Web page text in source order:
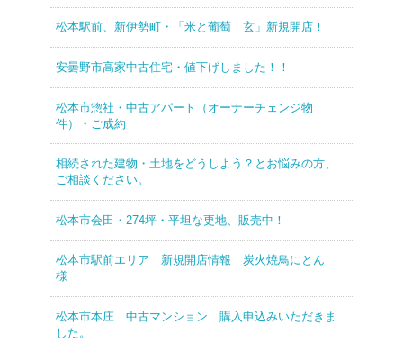
松本駅前、新伊勢町・「米と葡萄 玄」新規開店！
安曇野市高家中古住宅・値下げしました！！
松本市惣社・中古アパート（オーナーチェンジ物
件）・ご成約
相続された建物・土地をどうしよう？とお悩みの方、
ご相談ください。
松本市会田・274坪・平坦な更地、販売中！
松本市駅前エリア 新規開店情報 炭火焼鳥にとん
様
松本市本庄 中古マンション 購入申込みいただきま
した。